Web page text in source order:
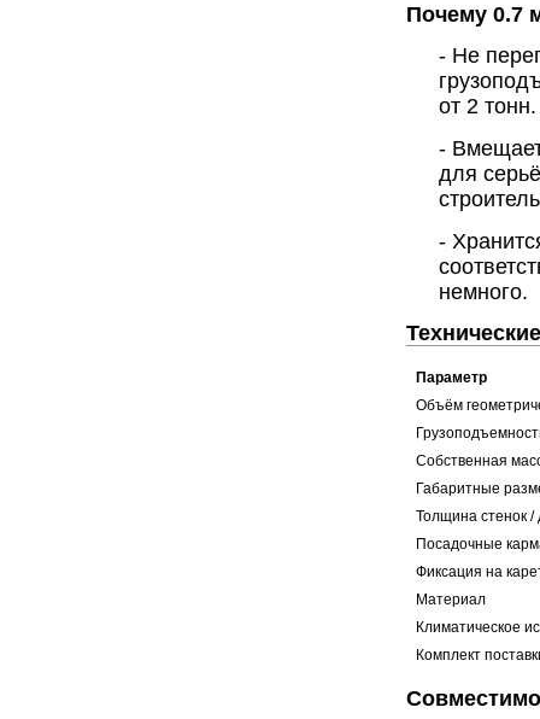
Почему 0.7
- Не
от 2 тонн.
-
для
-
немного.
Параметр
Объём
Собственная
Габаритные
Толщина стенок
Посадочные
Фиксация на
Материал
Климатическое
Комплект